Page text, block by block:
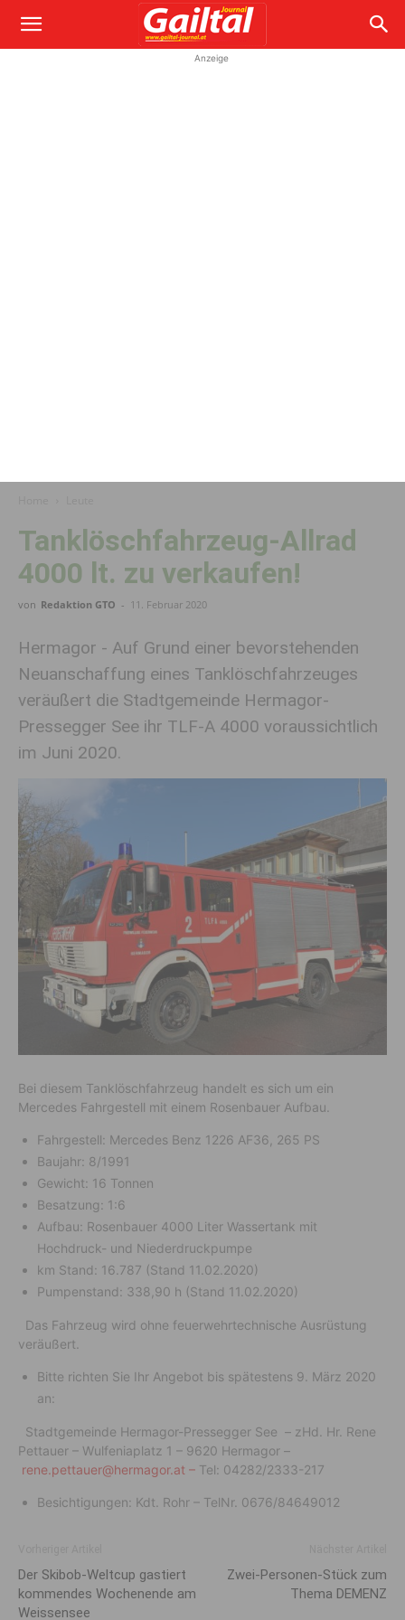
Anzeige
Tanklöschfahrzeug-Allrad
4000 lt. zu verkaufen!
von Redaktion GTO - 11. Februar 2020
Hermagor - Auf Grund einer bevorstehenden
Neuanschaffung eines Tanklöschfahrzeuges
veräußert die Stadtgemeinde Hermagor-
Pressegger See ihr TLF-A 4000 voraussichtlich
im Juni 2020.
Bei diesem Tanklöschfahrzeug handelt es sich um ein
Mercedes Fahrgestell mit einem Rosenbauer Aufbau.
Fahrgestell: Mercedes Benz 1226 AF36, 265 PS
Baujahr: 8/1991
Gewicht: 16 Tonnen
Besatzung: 1:6
Aufbau: Rosenbauer 4000 Liter Wassertank mit
Hochdruck- und Niederdruckpumpe
km Stand: 16.787 (Stand 11.02.2020)
Pumpenstand: 338,90 h (Stand 11.02.2020)
Das Fahrzeug wird ohne feuerwehrtechnische Ausrüstung
veräußert.
Bitte richten Sie Ihr Angebot bis spätestens 9. März 2020
an:
Stadtgemeinde Hermagor-Pressegger See – zHd. Hr. Rene
Pettauer – Wulfeniaplatz 1 – 9620 Hermagor –
rene.pettauer@hermagor.at – Tel: 04282/2333-217
Besichtigungen: Kdt. Rohr – TelNr. 0676/84649012
Der Skibob-Weltcup gastiert
kommendes Wochenende am
Weissensee
Zwei-Personen-Stück zum
Thema DEMENZ